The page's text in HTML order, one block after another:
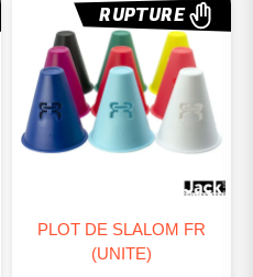
RUPTURE
PLOT DE SLALOM FR
(UNITE)